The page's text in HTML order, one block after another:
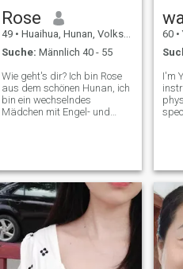
Rose
49 • Huaihua, Hunan, Volksrep. China
Suche: Männlich 40 - 55
Wie geht's dir? Ich bin Rose
aus dem schönen Hunan, ich
bin ein wechselndes
Mädchen mit Engel- und
Tochter war sehr herzhaft...
Ich bin eine Tasse Tee nach
den Höhen und Tiefen
Vielleicht wird das Leben nie
wie "Liebe in der Kirchenzeit"
interpretiert, aber ich kann
immer noch nicht aufhören,
das wahrste selbst zu sein,
60 •
I'm